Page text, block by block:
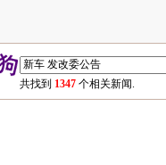
共找到 1347 个相关新闻.